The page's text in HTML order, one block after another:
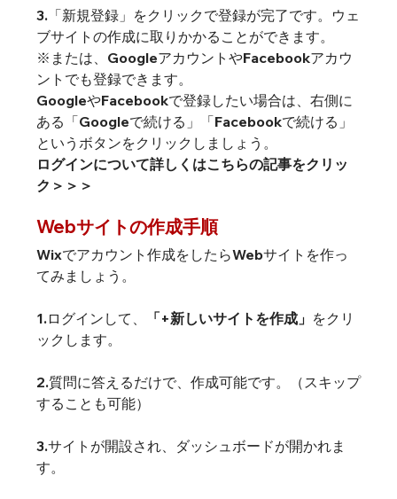
3.「新規登録」をクリックで登録が完了です。ウェ
ブサイトの作成に取りかかることができます。
※または、GoogleアカウントやFacebookアカウ
ントでも登録できます。
GoogleやFacebookで登録したい場合は、右側に
ある「Googleで続ける」「Facebookで続ける」
というボタンをクリックしましょう。
ログインについて詳しくはこちらの記事をクリッ
ク＞＞＞
Webサイトの作成手順
Wixでアカウント作成をしたらWebサイトを作っ
てみましょう。
1.ログインして、 「+新しいサイトを作成」 をクリ
ックします。
2.質問に答えるだけで、作成可能です。（スキップ
することも可能）
3.サイトが開設され、ダッシュボードが開かれま
す。